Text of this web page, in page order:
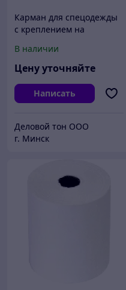
Карман для спецодежды
с креплением на
В наличии
Цену уточняйте
Написать
Деловой тон ООО
г. Минск